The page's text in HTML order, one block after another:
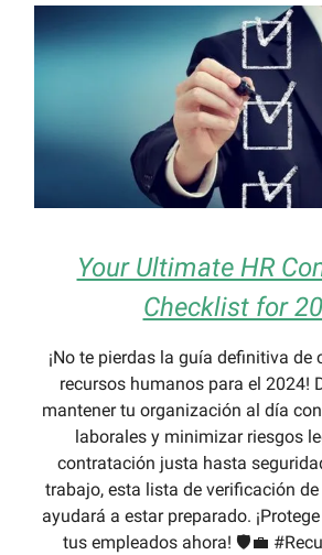
Your Ultimate HR
Checklist for
¡No te pierdas la guía definitiva de
recursos humanos para el 2024!
mantener tu organización al día
laborales y minimizar riesgos
contratación justa hasta
trabajo, esta lista de verificación
ayudará a estar preparado.
tus empleados ahora! 🛡️💼